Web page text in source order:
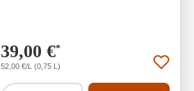
39,00 €*
52,00 €/L (0,75 L)